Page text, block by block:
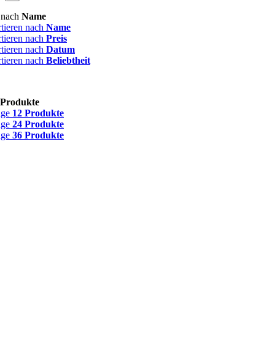
Name
nach Name
nach Preis
nach Datum
nach Beliebtheit
12 Produkte
24 Produkte
36 Produkte